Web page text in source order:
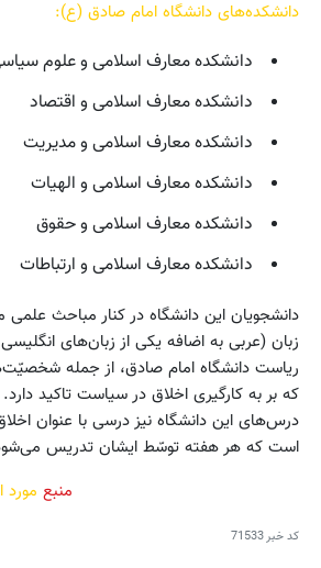
دانشکده‌های دانشگاه امام صادق (ع):
دانشکده معارف اسلامی و علوم
دانشکده معارف اسلامی و اقتصاد
دانشکده معارف اسلامی و مدیریت
دانشکده معارف اسلامی و الهیات
دانشکده معارف اسلامی و حقوق
دانشکده معارف اسلامی و ارتباطات
دانشجویان این دانشگاه در کنار مباحث علمی
زبان (عربی به اضافه یکی از زبان‌های
ریاست دانشگاه امام صادق، از جمله
که بر به کارگیری اخلاق در سیاست تاکید
درس‌های این دانشگاه نیز درسی با عنوان
است که هر هفته توسّط ایشان تدریس
منبع مورد
کد خبر71533